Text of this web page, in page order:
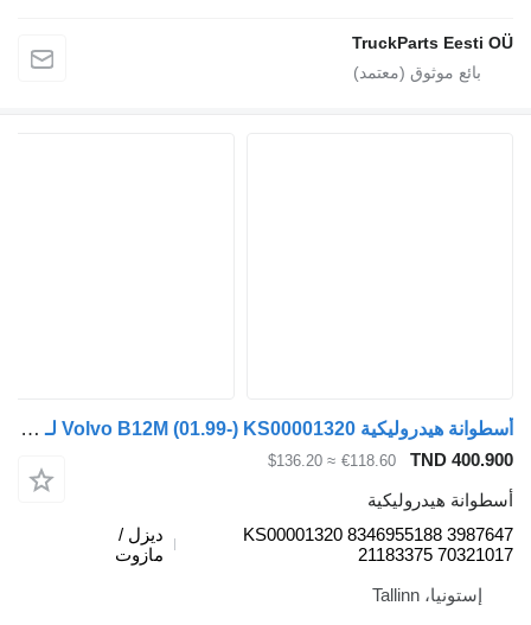
TruckParts Eesti
أسطوانة هيدروليكية Volvo B12M (01.99-) KS00001320 لـ الباصات Volvo B6, B7, B9, B10, B12 bus (1978-2011)
TND
€118.60
≈ $136.20
هيدروليكية
KS00001320 8346955188
21183375
ديزل /
مازوت
إستونيا، Tallinn